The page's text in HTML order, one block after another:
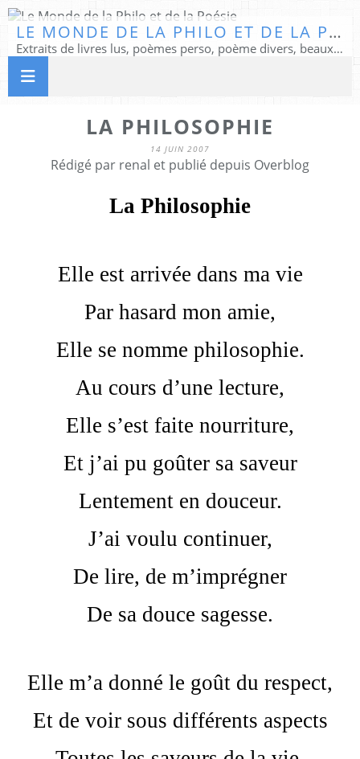
LE MONDE DE LA PHILO ET DE LA POÉSIE
Extraits de livres lus, poèmes perso, poème divers, beaux textes...
LA PHILOSOPHIE
14 JUIN 2007
Rédigé par renal et publié depuis Overblog
La Philosophie
Elle est arrivée dans ma vie
Par hasard mon amie,
Elle se nomme philosophie.
Au cours d’une lecture,
Elle s’est faite nourriture,
Et j’ai pu goûter sa saveur
Lentement en douceur.
J’ai voulu continuer,
De lire, de m’imprégner
De sa douce sagesse.
Elle m’a donné le goût du respect,
Et de voir sous différents aspects